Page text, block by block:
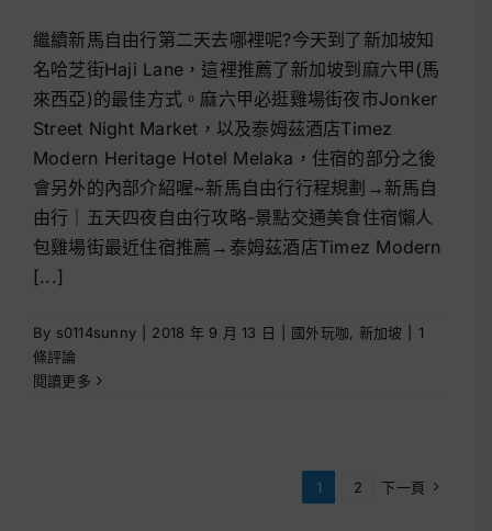
繼續新馬自由行第二天去哪裡呢?今天到了新加坡知
名哈芝街Haji Lane，這裡推薦了新加坡到麻六甲(馬
來西亞)的最佳方式。麻六甲必逛雞場街夜市Jonker
Street Night Market，以及泰姆茲酒店Timez
Modern Heritage Hotel Melaka，住宿的部分之後
會另外的內部介紹喔~新馬自由行行程規劃→新馬自
由行｜五天四夜自由行攻略-景點交通美食住宿懶人
包雞場街最近住宿推薦→泰姆茲酒店Timez Modern
[...]
By s0114sunny 2018 年 9 月 13 日 國外玩咖 新加坡
1
條評論
閱讀更多
1 2 下一頁